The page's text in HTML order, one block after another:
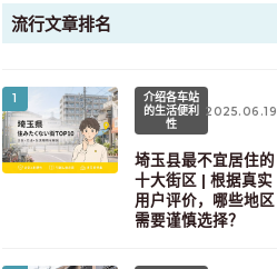
流行文章排名
1
介绍各车站
的生活便利
性
2025.06.19
埼玉县最不宜居住的
十大街区 | 根据真实
用户评价，哪些地区
需要谨慎选择？